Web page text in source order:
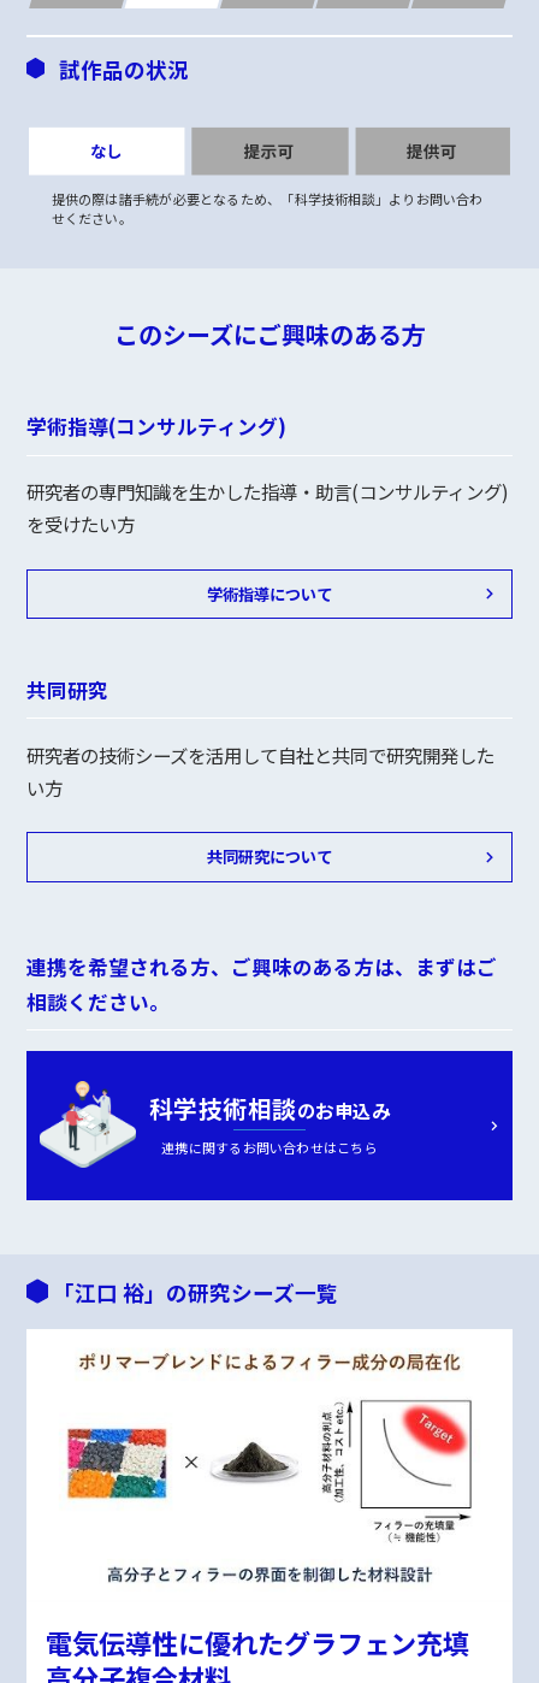
試作品の状況
提供の際は諸手続が必要となるため、「科学技術相談」よりお問い合わ
せください。
このシーズにご興味のある方
学術指導(コンサルティング)
研究者の専門知識を生かした指導・助言(コンサルティング)
を受けたい方
学術指導について
共同研究
研究者の技術シーズを活用して自社と共同で研究開発した
い方
共同研究について
連携を希望される方、ご興味のある方は、まずはご
相談ください。
科学技術相談のお申込み
連携に関するお問い合わせはこちら
「江口 裕」の研究シーズ一覧
電気伝導性に優れたグラフェン充填